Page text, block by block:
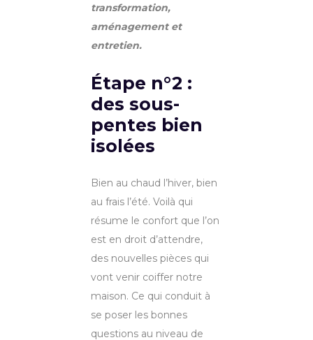
transformation,
aménagement et
entretien.
Étape n°2 :
des sous-
pentes bien
isolées
Bien au chaud l’hiver, bien
au frais l’été. Voilà qui
résume le confort que l’on
est en droit d’attendre,
des nouvelles pièces qui
vont venir coiffer notre
maison. Ce qui conduit à
se poser les bonnes
questions au niveau de